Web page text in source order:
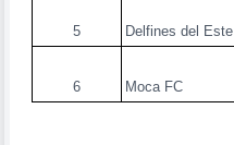
5 Delfines del Este
6 Moca FC